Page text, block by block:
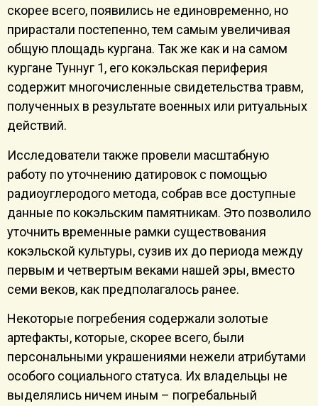
скорее всего, появились не единовременно, но
прирастали постепенно, тем самым увеличивая
общую площадь кургана. Так же как и на самом
кургане Туннуг 1, его кокэльская периферия
содержит многочисленные свидетельства травм,
полученных в результате военных или ритуальных
действий.
Исследователи также провели масштабную
работу по уточнению датировок с помощью
радиоуглеродого метода, собрав все доступные
данные по кокэльским памятникам. Это позволило
уточнить временные рамки существования
кокэльской культуры, сузив их до периода между
первым и четвертым веками нашей эры, вместо
семи веков, как предполагалось ранее.
Некоторые погребения содержали золотые
артефакты, которые, скорее всего, были
персональными украшениями нежели атрибутами
особого социального статуса. Их владельцы не
выделялись ничем иным – погребальный